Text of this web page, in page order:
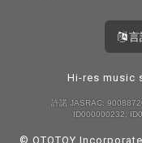
言
Hi-res music
許諾 JASRAC:
ID000000232,
© OTOTOY